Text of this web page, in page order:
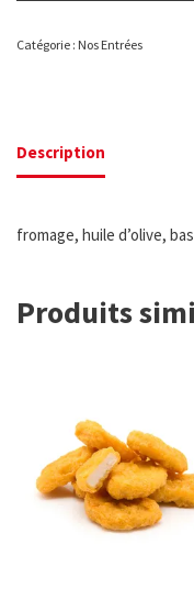
Catégorie : Nos Entrées
Description
fromage, huile d’olive,
Produits